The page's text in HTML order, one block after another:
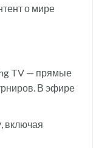
о мире
TV — прямые
В эфире
включая